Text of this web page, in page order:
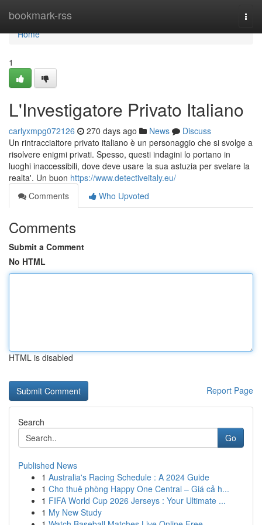
bookmark-rss
Home
Home
1
L'Investigatore Privato Italiano
carlyxmpg072126 270 days ago News
Discuss
Un rintracciaitore privato italiano è un personaggio che si svolge a
risolvere enigmi privati. Spesso, questi indagini lo portano in
luoghi inaccessibili, dove deve usare la sua astuzia per svelare la
realta'. Un buon https://www.detectiveitaly.eu/
Comments
Who Upvoted
Comments
Submit a Comment
No HTML
HTML is disabled
Report Page
Search
Go
Published News
1 Australia's Racing Schedule : A 2024 Guide
1 Cho thuê phòng Happy One Central – Giá cả h...
1 FIFA World Cup 2026 Jerseys : Your Ultimate ...
1 My New Study